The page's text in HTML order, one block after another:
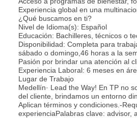
Experiencia global en una
¿Qué buscamos en ti?
Nivel de Idioma(s): Español
Educación: Bachilleres, técnicos o
Disponibilidad: Completa para
sábado o domingo,46 horas a la
Pasión por brindar una atención al
Experiencia Laboral: 6 meses en
Lugar de Trabajo
Medellín· Lead the Way! En TP no
del cliente, brindamos un entorno
Aplican términos y condiciones.-
experienciaPalabras clave: advisor,